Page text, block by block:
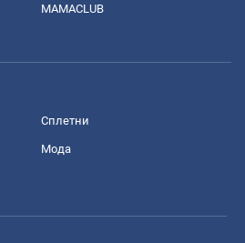
MAMACLUB
Сплетни
Мода